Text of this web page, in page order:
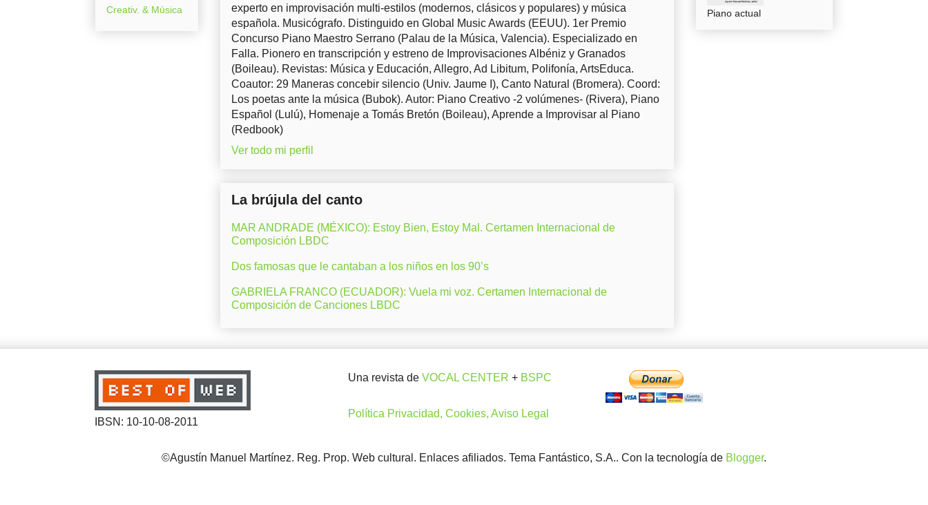
experto en improvisación multi-estilos (modernos, clásicos y populares) y música
española. Musicógrafo. Distinguido en Global Music Awards (EEUU). 1er Premio
Concurso Piano Maestro Serrano (Palau de la Música, Valencia). Especializado en
Falla. Pionero en transcripción y estreno de Improvisaciones Albéniz y Granados
(Boileau). Revistas: Música y Educación, Allegro, Ad Libitum, Polifonía, ArtsEduca.
Coautor: 29 Maneras concebir silencio (Univ. Jaume I), Canto Natural (Bromera). Coord:
Los poetas ante la música (Bubok). Autor: Piano Creativo -2 volúmenes- (Rivera), Piano
Español (Lulú), Homenaje a Tomás Bretón (Boileau), Aprende a Improvisar al Piano
(Redbook)
Ver todo mi perfil
La brújula del canto
MAR ANDRADE (MÉXICO): Estoy Bien, Estoy Mal. Certamen Internacional de
Composición LBDC
Dos famosas que le cantaban a los niños en los 90’s
GABRIELA FRANCO (ECUADOR): Vuela mi voz. Certamen Internacional de
Composición de Canciones LBDC
Creativ. & Música
Piano actual
IBSN: 10-10-08-2011
Una revista de VOCAL CENTER + BSPC
Política Privacidad, Cookies, Aviso Legal
©Agustín Manuel Martínez. Reg. Prop. Web cultural. Enlaces afiliados. Tema Fantástico, S.A.. Con la tecnología de Blogger.